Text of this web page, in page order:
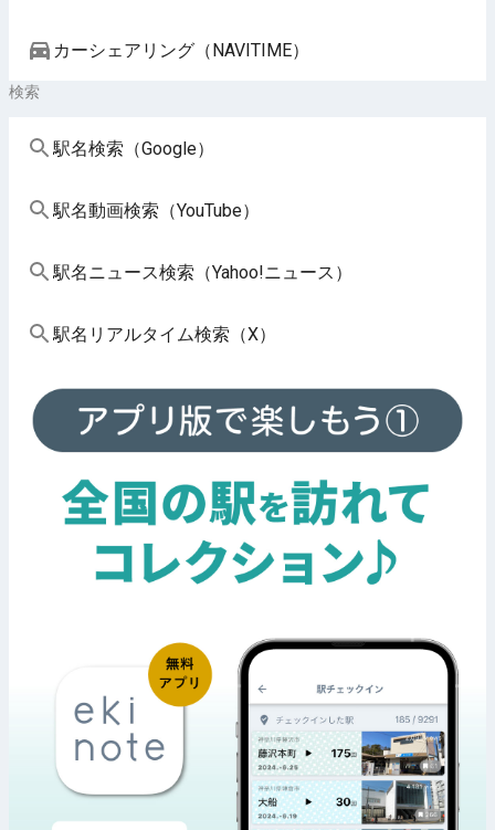
カーシェアリング（NAVITIME）
検索
駅名検索（Google）
駅名動画検索（YouTube）
駅名ニュース検索（Yahoo!ニュース）
駅名リアルタイム検索（X）